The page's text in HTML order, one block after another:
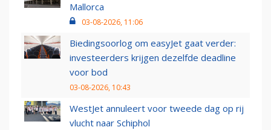
Mallorca
03-08-2026, 11:06
Biedingsoorlog om easyJet gaat verder:
investeerders krijgen dezelfde deadline
voor bod
03-08-2026, 10:43
WestJet annuleert voor tweede dag op rij
vlucht naar Schiphol